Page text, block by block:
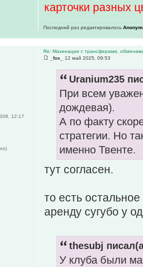
карточки разных
Последний раз редактировалось
Re: Махинации с трансферами,
_fox_
12 май 2025, 09:53
Uranium235
При всем
дождевая).
А по факту
стратегии. Но
именно Твенте.
тут согласен.
то есть
аренду сугубо у
thesubj
У клуба были
12:17